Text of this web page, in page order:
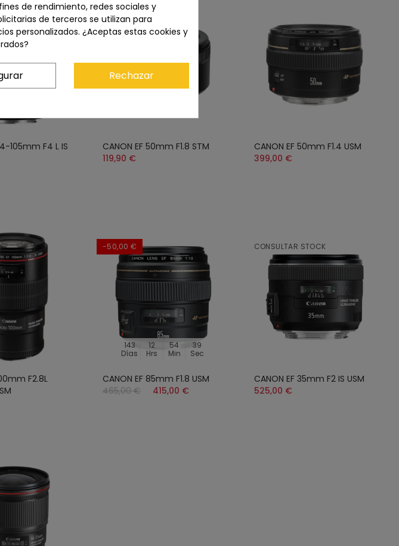
105mm F4 L IS
CANON EF 50mm F1.8 STM
119,90 €
CANON EF 50mm F1.4 USM
399,00 €
F2.8L
-50,00 €
143
Días
12
Hrs
54
Min
38
Sec
CANON EF 85mm F1.8 USM
465,00 €
415,00 €
CONSULTAR STOCK
CANON EF 35mm F2 IS USM
525,00 €
de rendimiento, redes sociales y
de terceros se utilizan para
personalizados. ¿Aceptas estas cookies y
Rechazar